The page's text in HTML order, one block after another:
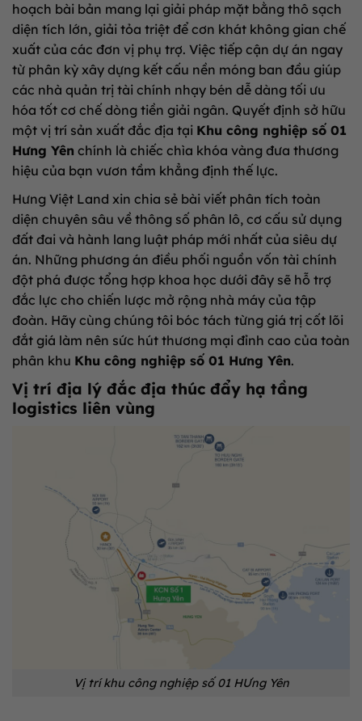
hoạch bài bản mang lại giải pháp mặt bằng thô sạch
diện tích lớn, giải tỏa triệt để cơn khát không gian chế
xuất của các đơn vị phụ trợ. Việc tiếp cận dự án ngay
từ phân kỳ xây dựng kết cấu nền móng ban đầu giúp
các nhà quản trị tài chính nhạy bén dễ dàng tối ưu
hóa tốt cơ chế dòng tiền giải ngân. Quyết định sở hữu
một vị trí sản xuất đắc địa tại Khu công nghiệp số 01
Hưng Yên chính là chiếc chìa khóa vàng đưa thương
hiệu của bạn vươn tầm khẳng định thế lực.
Hưng Việt Land xin chia sẻ bài viết phân tích toàn
diện chuyên sâu về thông số phân lô, cơ cấu sử dụng
đất đai và hành lang luật pháp mới nhất của siêu dự
án. Những phương án điều phối nguồn vốn tài chính
đột phá được tổng hợp khoa học dưới đây sẽ hỗ trợ
đắc lực cho chiến lược mở rộng nhà máy của tập
đoàn. Hãy cùng chúng tôi bóc tách từng giá trị cốt lõi
đắt giá làm nên sức hút thương mại đỉnh cao của toàn
phân khu Khu công nghiệp số 01 Hưng Yên.
Vị trí địa lý đắc địa thúc đẩy hạ tầng
logistics liên vùng
Vị trí khu công nghiệp số 01 HƯng Yên